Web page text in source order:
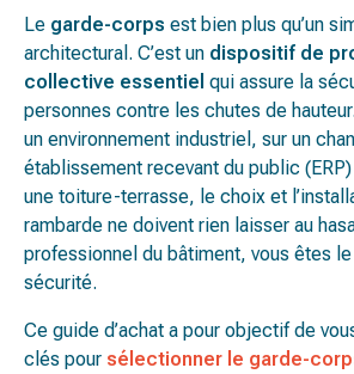
Le garde-corps est bien plus qu’un
architectural. C’est un dispositif de
collective essentiel qui assure la
personnes contre les chutes de
un environnement industriel, sur un
établissement recevant du public
une toiture-terrasse, le choix et
rambarde ne doivent rien laisser au
professionnel du bâtiment, vous êtes
sécurité.
Ce guide d’achat a pour objectif de
clés pour sélectionner le garde-